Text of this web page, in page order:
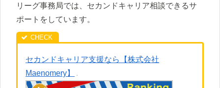
リーグ事務局では、セカンドキャリア相談できるサ
ポートをしています。
セカンドキャリア支援なら【株式会社
Maenomery】